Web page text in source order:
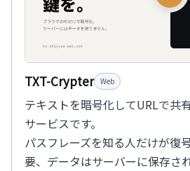
TXT-Crypter Web
テキストを暗号化してURLで共
サービスです。
パスフレーズを知る人だけが復
要、データはサーバーに保存さ